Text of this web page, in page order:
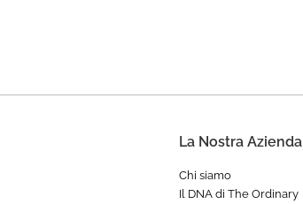
La Nostra Azienda
Chi siamo
Il DNA di The Ordinary